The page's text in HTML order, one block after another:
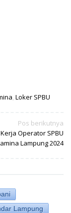
, Loker SPBU
Pos berikutnya
Operator SPBU
Lampung 2024
Lampung